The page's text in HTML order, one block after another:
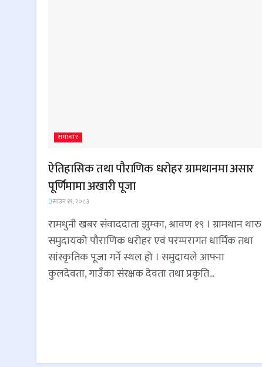
समाचार
ऐतिहासिक तथा पौराणिक धरोहर ग्रामथानमा असार
पूर्णिमामा अखारी पूजा
साउन १९, २०८३
रामधुनी खबर संवाददाता झुम्का, श्रावण १९ । ग्रामथान थारु
समुदायको पौराणिक धरोहर एवं परम्परागत धार्मिक तथा
सांस्कृतिक पूजा गर्ने स्थल हो । समुदायले आफ्ना
कुलदेवता, गाउँका संरक्षक देवता तथा प्रकृति...